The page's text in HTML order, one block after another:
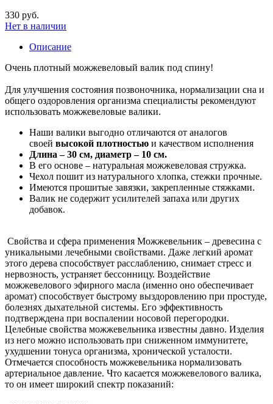
330 руб.
Нет в наличии
Описание
Очень плотный можжевеловый валик под спину!
Для улучшения состояния позвоночника, нормализации сна и
общего оздоровления организма специалисты рекомендуют
использовать можжевеловые валики.
Наши валики выгодно отличаются от аналогов
своей высокой плотностью и качеством исполнения
Длина – 30 см, диаметр – 10 см.
В его основе – натуральная можжевеловая стружка.
Чехол пошит из натурального хлопка, стежки прочные.
Имеются прошитые завязки, закрепленные стяжками.
Валик не содержит усилителей запаха или других
добавок.
Свойства и сфера применения Можжевельник – древесина с
уникальными лечебными свойствами. Даже легкий аромат
этого дерева способствует расслаблению, снимает стресс и
нервозность, устраняет бессонницу. Воздействие
можжевелового эфирного масла (именно оно обеспечивает
аромат) способствует быстрому выздоровлению при простуде,
болезнях дыхательной системы. Его эффективность
подтверждена при воспалении носовой перегородки.
Целебные свойства можжевельника известны давно. Изделия
из него можно использовать при сниженном иммунитете,
ухудшении тонуса организма, хронической усталости.
Отмечается способность можжевельника нормализовать
артериальное давление. Что касается можжевелового валика,
то он имеет широкий спектр показаний: